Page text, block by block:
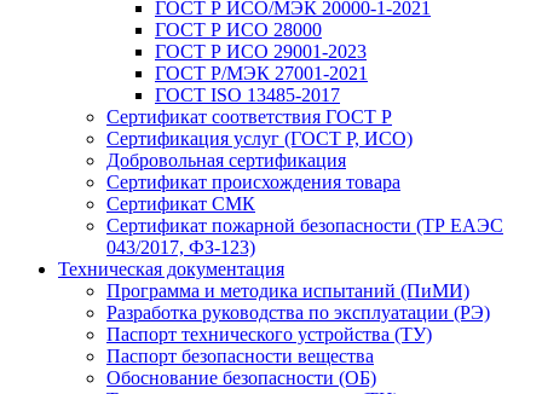
ГОСТ Р ИСО/МЭК 20000-1-2021
ГОСТ Р ИСО 28000
ГОСТ Р ИСО 29001-2023
ГОСТ Р/МЭК 27001-2021
ГОСТ ISO 13485-2017
Сертификат соответствия ГОСТ Р
Сертификация услуг (ГОСТ Р, ИСО)
Добровольная сертификация
Сертификат происхождения товара
Сертификат СМК
Сертификат пожарной безопасности (ТР ЕАЭС
043/2017, ФЗ-123)
Техническая документация
Программа и методика испытаний (ПиМИ)
Разработка руководства по эксплуатации (РЭ)
Паспорт технического устройства (ТУ)
Паспорт безопасности вещества
Обоснование безопасности (ОБ)